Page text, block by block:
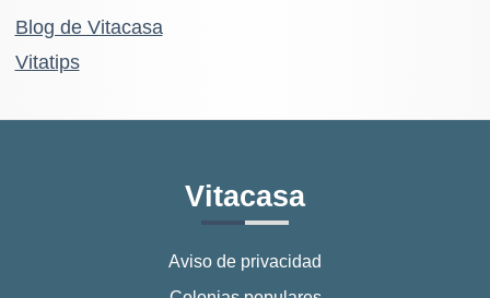
Blog de Vitacasa
Vitatips
Vitacasa
Aviso de privacidad